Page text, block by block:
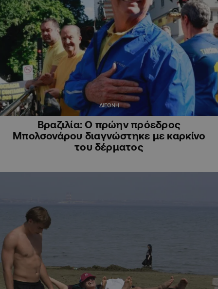
ΔΙΕΘΝΗ
Βραζιλία: Ο πρώην πρόεδρος
Μπολσονάρου διαγνώστηκε με καρκίνο
του δέρματος